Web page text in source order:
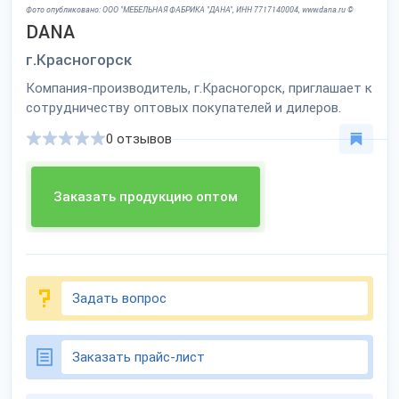
Фото опубликовано: ООО "МЕБЕЛЬНАЯ ФАБРИКА "ДАНА", ИНН 7717140004, www.dana.ru ©
DANA
г.Красногорск
Компания-производитель, г.Красногорск, приглашает к
сотрудничеству оптовых покупателей и дилеров.
Заказать продукцию оптом
0 отзывов
Задать вопрос
Заказать прайс-лист